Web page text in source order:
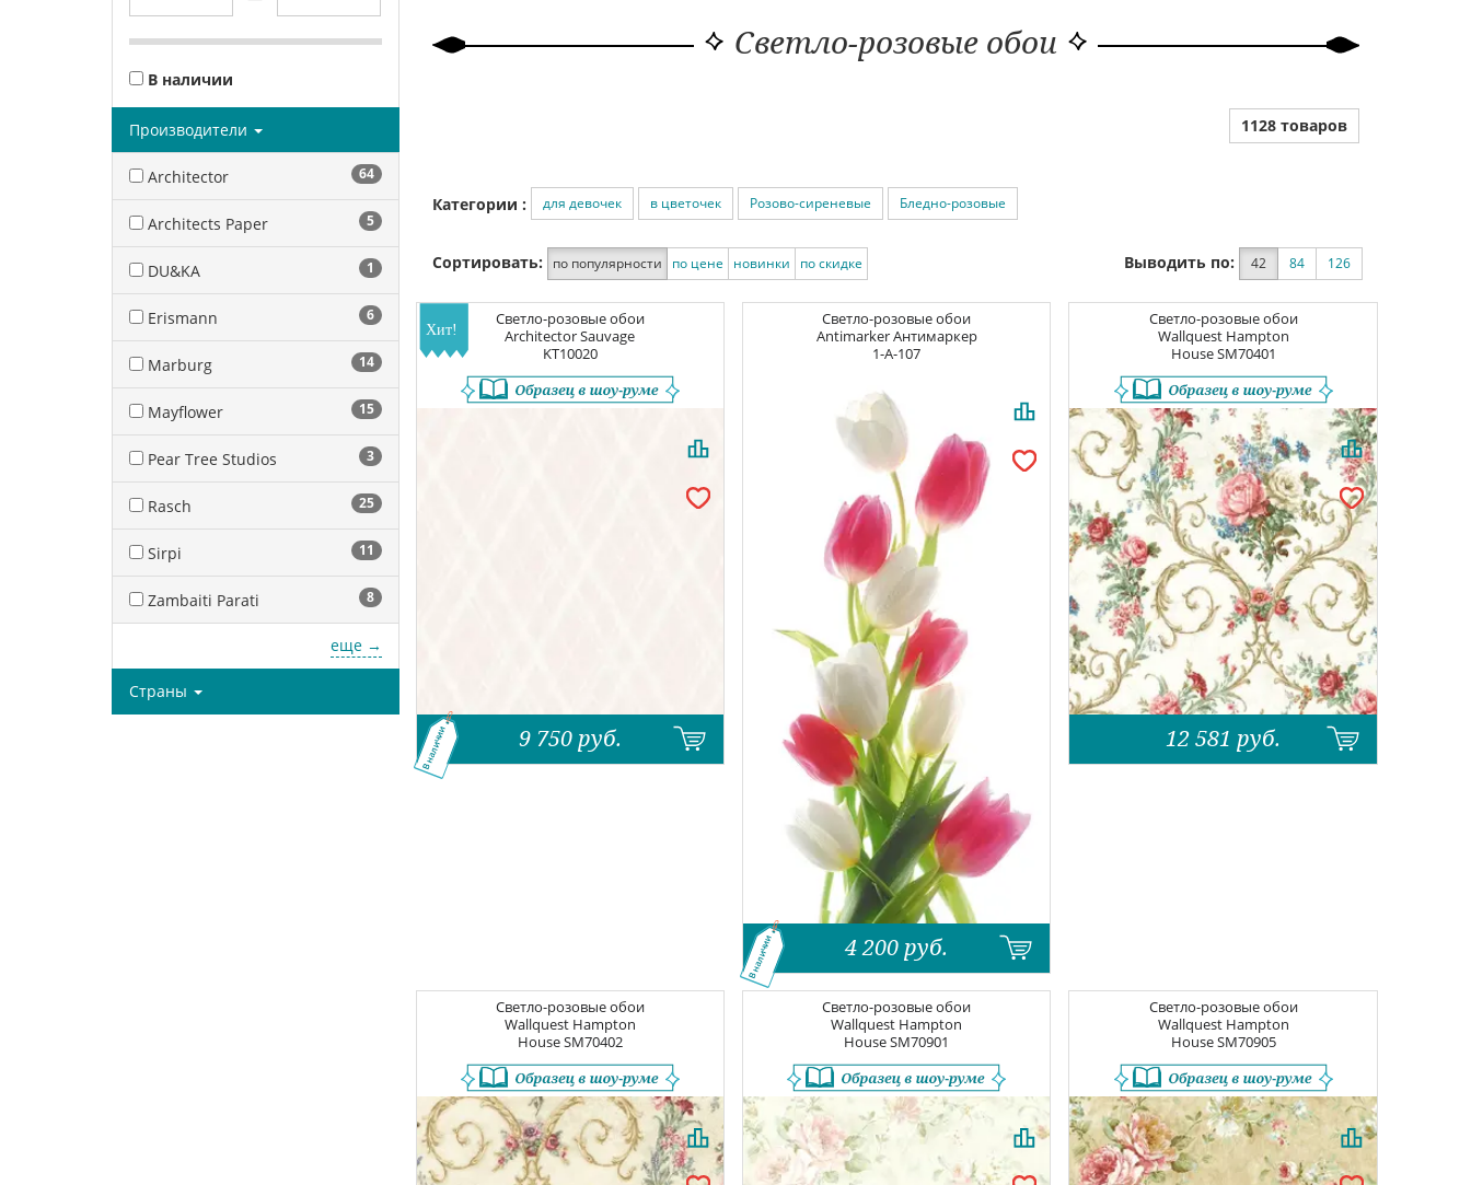
В наличии
Производители
Architector 64
Architects Paper 5
DU&KA 1
Erismann 6
Marburg 14
Mayflower 15
Pear Tree Studios 3
Rasch 25
Sirpi 11
Zambaiti Parati 8
еще →
Страны
Светло-розовые обои
1128 товаров
Категории : для девочек в цветочек Розово-сиреневые Бледно-розовые
Сортировать: по популярности по цене новинки по скидке Выводить по: 42 84 126
Светло-розовые обои
Architector Sauvage
KT10020
9 750 руб.
В наличии
Светло-розовые обои
Antimarker Антимаркер
1-A-107
4 200 руб.
В наличии
Светло-розовые обои
Wallquest Hampton
HouseSM70401
12 581 руб.
Светло-розовые обои
Wallquest Hampton
HouseSM70402
Светло-розовые обои
Wallquest Hampton
HouseSM70901
Светло-розовые обои
Wallquest Hampton
HouseSM70905